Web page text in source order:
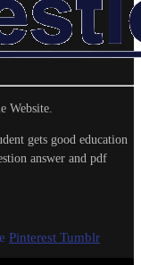
Website.
gets good education
answer and pdf
Pinterest Tumblr